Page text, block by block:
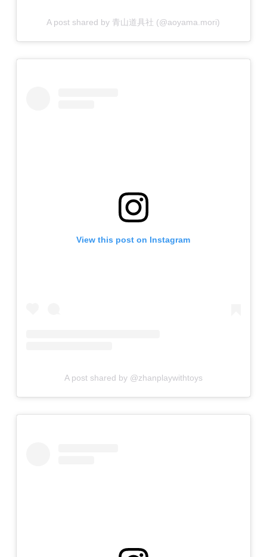
A post shared by 青山道具社 (@aoyama.mori)
View this post on Instagram
A post shared by @zhanplaywithtoys